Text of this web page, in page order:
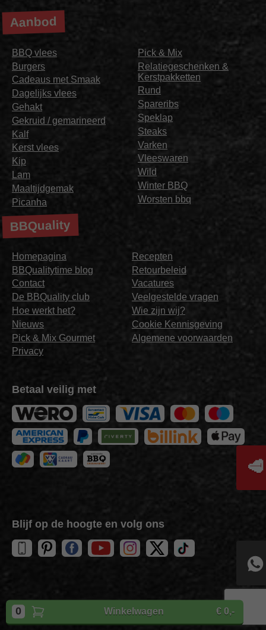
Winkelwagen
0 € 0,-
Aanbod
BBQ vlees
Burgers
Cadeaus met Smaak
Dagelijks vlees
Gehakt
Gekruid / gemarineerd
Kalf
Kerst vlees
Kip
Lam
Maaltijdgemak
Picanha
Pick & Mix
Relatiegeschenken &
Kerstpakketten
Rund
Spareribs
Speklap
Steaks
Varken
Vleeswaren
Wild
Winter BBQ
Worsten bbq
BBQuality
Homepagina
BBQualitytime blog
Contact
De BBQuality club
Hoe werkt het?
Nieuws
Pick & Mix Gourmet
Privacy
Recepten
Retourbeleid
Vacatures
Veelgestelde vragen
Wie zijn wij?
Cookie Kennisgeving
Algemene voorwaarden
Betaal veilig met
Blijf op de hoogte en volg ons
CopyrightBBQuality
🥩